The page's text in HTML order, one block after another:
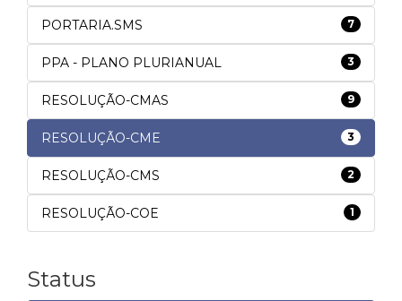
PORTARIA.SMS 7
PPA - PLANO PLURIANUAL 3
RESOLUÇÃO-CMAS 9
RESOLUÇÃO-CME 3
RESOLUÇÃO-CMS 2
RESOLUÇÃO-COE 1
Status